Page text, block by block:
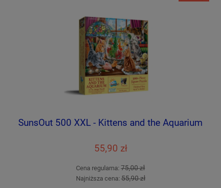
SunsOut 500 XXL - Kittens and the Aquarium
55,90 zł
Cena regularna: 75,00 zł
Najniższa cena:55,90 zł